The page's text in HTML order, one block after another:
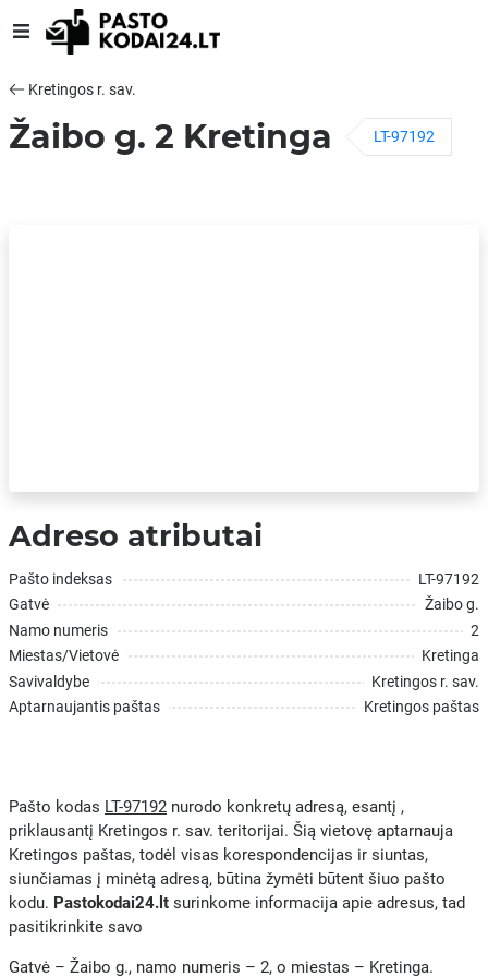
Kretingos r. sav.
Žaibo g. 2 Kretinga LT-97192
Adreso atributai
Pašto indeksas
LT-97192
Gatvė
Žaibo g.
Namo numeris
2
Miestas/Vietovė
Kretinga
Savivaldybe
Kretingos r. sav.
Aptarnaujantis paštas
Kretingos paštas
Pašto kodas LT-97192 nurodo konkretų adresą, esantį ,
priklausantį Kretingos r. sav. teritorijai. Šią vietovę aptarnauja
Kretingos paštas, todėl visas korespondencijas ir siuntas,
siunčiamas į minėtą adresą, būtina žymėti būtent šiuo pašto
kodu. Pastokodai24.lt surinkome informacija apie adresus, tad
pasitikrinkite savo
Gatvė – Žaibo g., namo numeris – 2, o miestas – Kretinga.